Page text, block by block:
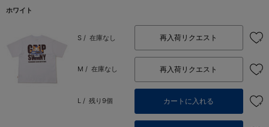
ホワイト
S / 在庫なし 再入荷リクエスト
M / 在庫なし 再入荷リクエスト
L / 残り9個 カートに入れる